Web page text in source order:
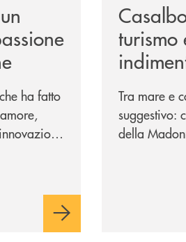
ha fatto
turismo
Tra mare e
suggestivo:
della